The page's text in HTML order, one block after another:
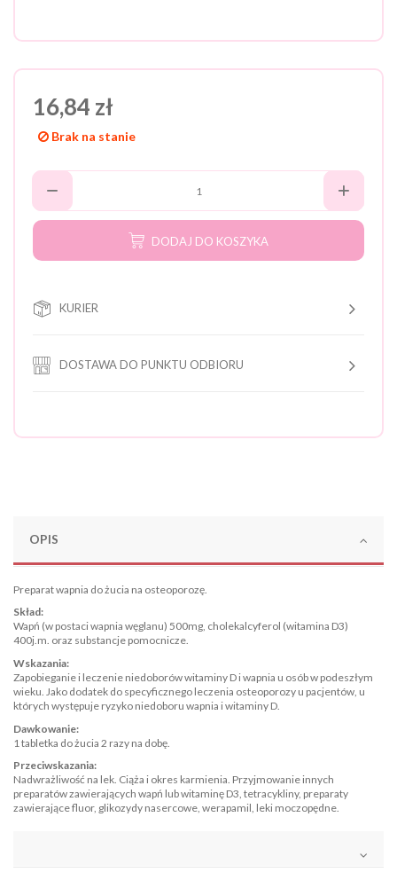
16,84 zł
Brak na stanie
DODAJ DO KOSZYKA
KURIER
DOSTAWA DO PUNKTU ODBIORU
OPIS
Preparat wapnia do żucia na osteoporozę.
Skład:
Wapń (w postaci wapnia węglanu) 500mg, cholekalcyferol (witamina D3)
400j.m. oraz substancje pomocnicze.
Wskazania:
Zapobieganie i leczenie niedoborów witaminy D i wapnia u osób w podeszłym
wieku. Jako dodatek do specyficznego leczenia osteoporozy u pacjentów, u
których występuje ryzyko niedoboru wapnia i witaminy D.
Dawkowanie:
1 tabletka do żucia 2 razy na dobę.
Przeciwskazania:
Nadwrażliwość na lek. Ciąża i okres karmienia. Przyjmowanie innych
preparatów zawierających wapń lub witaminę D3, tetracykliny, preparaty
zawierające fluor, glikozydy nasercowe, werapamil, leki moczopędne.